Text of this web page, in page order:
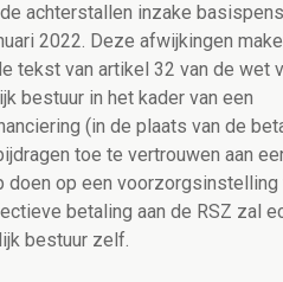
achterstallen inzake
2022. Deze afwijkingen
tekst van artikel 32 van de wet
bestuur in het kader van een
(in de plaats van de
toe te vertrouwen aan
doen op een voorzorgsinstelling
betaling aan de RSZ zal
bestuur zelf.